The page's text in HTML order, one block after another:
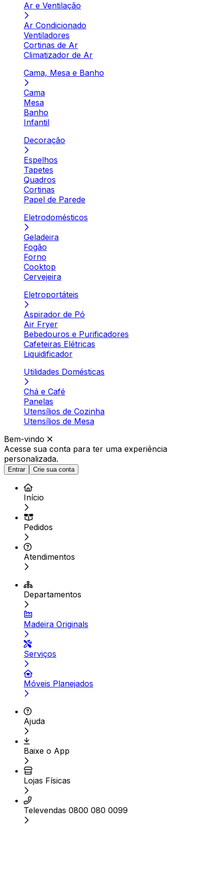
Ar e Ventilação
Ar Condicionado
Ventiladores
Cortinas de Ar
Climatizador de Ar
Cama, Mesa e Banho
Cama
Mesa
Banho
Infantil
Decoração
Espelhos
Tapetes
Quadros
Cortinas
Papel de Parede
Eletrodomésticos
Geladeira
Fogão
Forno
Cooktop
Cervejeira
Eletroportáteis
Aspirador de Pó
Air Fryer
Bebedouros e Purificadores
Cafeteiras Elétricas
Liquidificador
Utilidades Domésticas
Chá e Café
Panelas
Utensílios de Cozinha
Utensílios de Mesa
Bem-vindo
Acesse sua conta para ter uma experiência
personalizada.
Entrar Crie sua conta
Início
Pedidos
Atendimentos
Departamentos
Madeira Originals
Serviços
Móveis Planejados
Ajuda
Baixe o App
Lojas Físicas
Televendas 0800 080 0099